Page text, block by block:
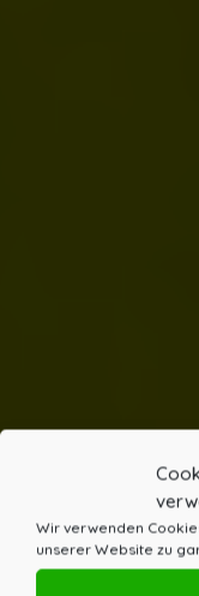
Wir verwenden
unserer Website zu